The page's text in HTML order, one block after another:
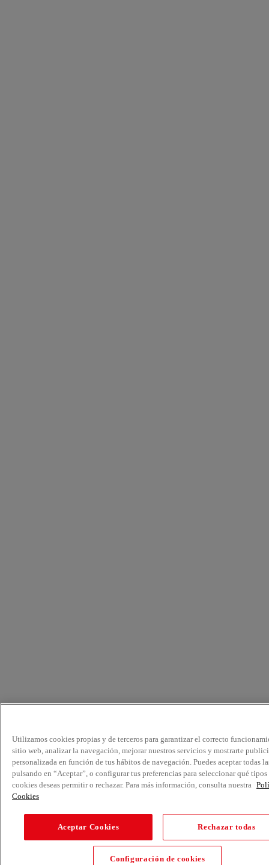
Utilizamos cookies propias y de terceros para garantizar el correcto
sitio web, analizar la navegación, mejorar nuestros servicios y mostrarte
personalizada en función de tus hábitos de navegación. Puedes aceptar todas
pulsando en “Aceptar”, o configurar tus preferencias para seleccionar qué tipos
cookies deseas permitir o rechazar. Para más información, consulta nuestra
Cookies
Aceptar Cookies Rechazar todas
Configuración de cookies